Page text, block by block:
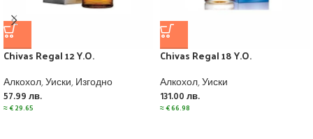
Chivas Regal 12 Y.O.
Алкохол,Уиски,Изгодно
57.99 лв.
≈€29.65
Chivas Regal 18 Y.O.
Алкохол,Уиски
131.00 лв.
≈€66.98